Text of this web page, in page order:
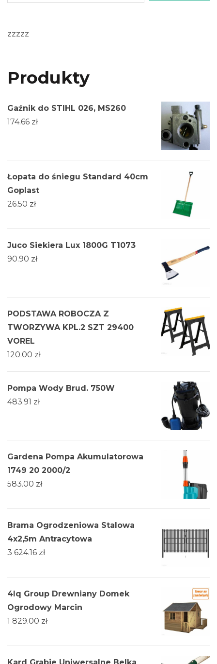
zzzzz
Produkty
Gaźnik do STIHL 026, MS260
174.66 zł
Łopata do śniegu Standard 40cm
Goplast
26.50 zł
Juco Siekiera Lux 1800G T1073
90.90 zł
PODSTAWA ROBOCZA Z
TWORZYWA KPL.2 SZT 29400
VOREL
120.00 zł
Pompa Wody Brud. 750W
483.91 zł
Gardena Pompa Akumulatorowa
1749 20 2000/2
583.00 zł
Brama Ogrodzeniowa Stalowa
4x2,5m Antracytowa
3 624.16 zł
4Iq Group Drewniany Domek
Ogrodowy Marcin
1 829.00 zł